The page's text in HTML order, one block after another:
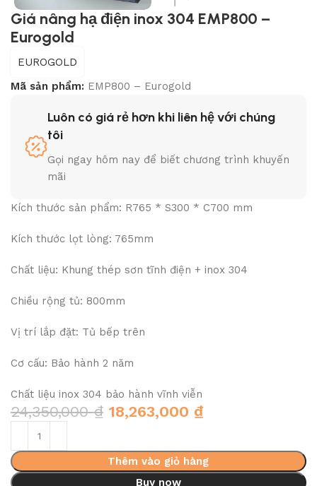
Giá nâng hạ điện inox 304 EMP800 –
Eurogold
EUROGOLD
Mã sản phẩm: EMP800 – Eurogold
Luôn có giá rẻ hơn khi liên hệ với chúng
tôi
Gọi ngay hôm nay để biết chương trình khuyến
mãi
Kích thước sản phẩm: R765 * S300 * C700 mm
Kích thước lọt lòng: 765mm
Chất liệu: Khung thép sơn tĩnh điện + inox 304
Chiều rộng tủ: 800mm
Vị trí lắp đặt: Tủ bếp trên
Cơ cấu: Bảo hành 2 năm
Chất liệu inox 304 bảo hành vĩnh viễn
24,350,000₫ 18,263,000 ₫
Thêm vào giỏ hàng
Buy now